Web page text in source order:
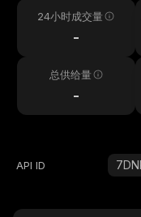
24小时成交量
-
总供给量
-
API ID